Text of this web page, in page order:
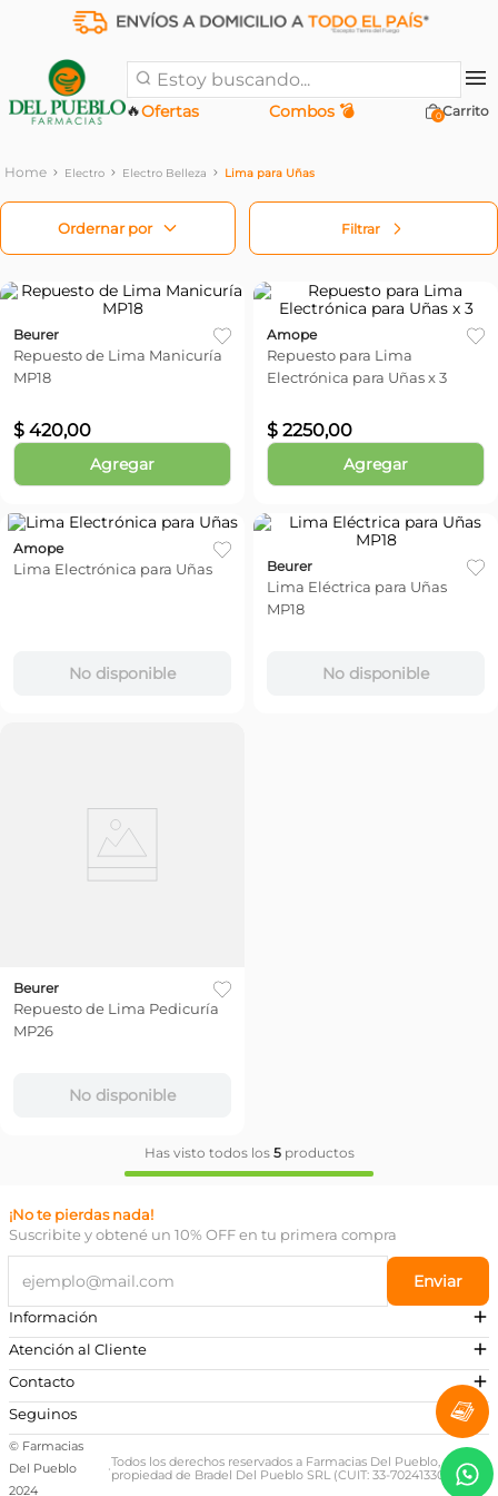
Estoy buscando...
Ofertas
🔥 Combos 💣 0
Electro Electro Belleza Lima para Uñas
Filtrar
Beurer
Repuesto de Lima Manicuría
MP18
$ 420,00
Agregar
Amope
Repuesto para Lima
Electrónica para Uñas x 3
$ 2250,00
Agregar
Amope
Lima Electrónica para Uñas
No disponible
Beurer
Lima Eléctrica para Uñas
MP18
No disponible
Beurer
Repuesto de Lima Pedicuría
MP26
No disponible
Has visto todos los 5productos
¡No te pierdas nada!
Suscribite y obtené un 10% OFF en tu primera compra
Enviar
Información
Atención al Cliente
Contacto
¿Necesitás ayuda?
Preguntas Frecuentes
Escribinos a nuestro Whatsapp
+54 381 581-0674
Seguinos
© Farmacias
Del Pueblo
2024
·Todos los derechos reservados a Farmacias Del Pueblo,
propiedad de Bradel Del Pueblo SRL (CUIT: 33-70241330-9)